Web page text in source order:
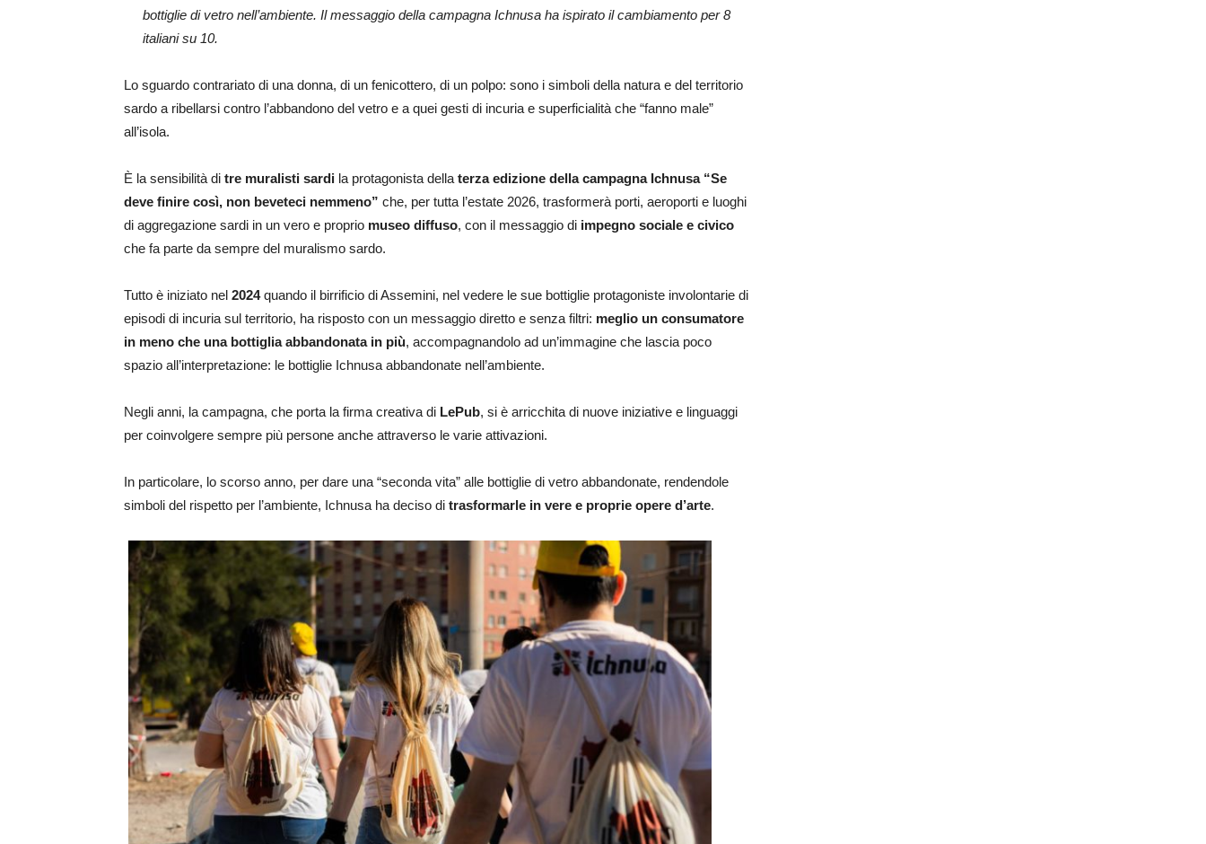
bottiglie di vetro nell’ambiente. Il messaggio della campagna Ichnusa ha ispirato il cambiamento per 8
italiani su 10.
Lo sguardo contrariato di una donna, di un fenicottero, di un polpo: sono i simboli della natura e del territorio
sardo a ribellarsi contro l’abbandono del vetro e a quei gesti di incuria e superficialità che “fanno male”
all’isola.
È la sensibilità di tre muralisti sardi la protagonista della terza edizione della campagna Ichnusa “Se
deve finire così, non beveteci nemmeno” che, per tutta l’estate 2026, trasformerà porti, aeroporti e luoghi
di aggregazione sardi in un vero e proprio museo diffuso, con il messaggio di impegno sociale e civico
che fa parte da sempre del muralismo sardo.
Tutto è iniziato nel 2024quando il birrificio di Assemini, nel vedere le sue bottiglie protagoniste involontarie di
episodi di incuria sul territorio, ha risposto con un messaggio diretto e senza filtri: meglio un consumatore
in meno che una bottiglia abbandonata in più, accompagnandolo ad un’immagine che lascia poco
spazio all’interpretazione: le bottiglie Ichnusa abbandonate nell’ambiente.
Negli anni, la campagna, che porta la firma creativa di LePub, si è arricchita di nuove iniziative e linguaggi
per coinvolgere sempre più persone anche attraverso le varie attivazioni.
In particolare, lo scorso anno, per dare una “seconda vita” alle bottiglie di vetro abbandonate, rendendole
simboli del rispetto per l’ambiente, Ichnusa ha deciso di trasformarle in vere e proprie opere d’arte.